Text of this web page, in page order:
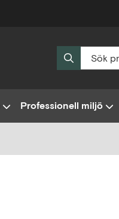
Professionell miljö